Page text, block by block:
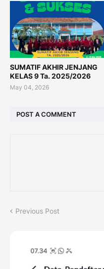
SUMATIF AKHIR JENJANG
KELAS 9 Ta. 2025/2026
May 04, 2026
POST A COMMENT
Previous Post